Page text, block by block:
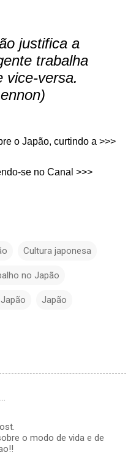
justifica a
trabalha
vice-versa.
o Japão, curtindo a >>>
se no Canal >>>
Cultura japonesa
no Japão
Japão
o modo de vida e de